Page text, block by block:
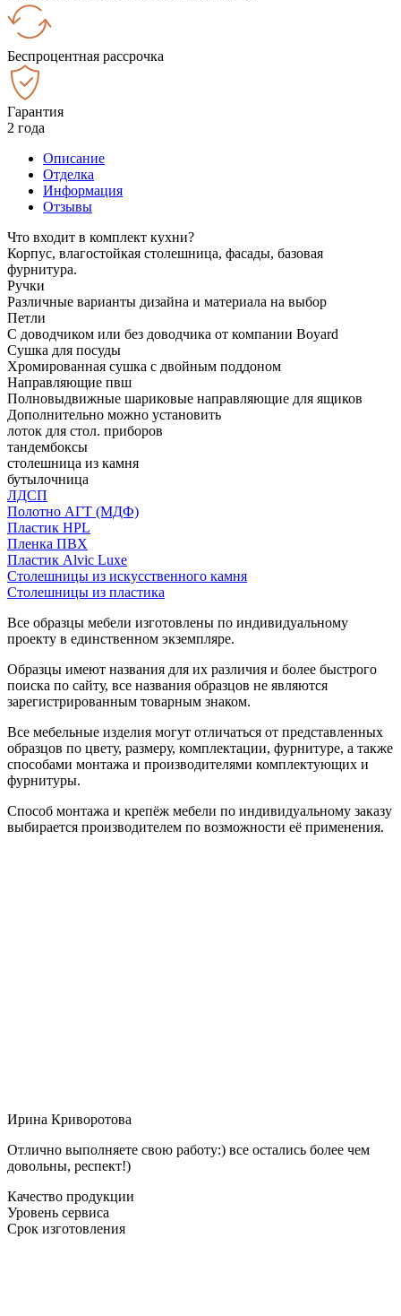
Беспроцентная рассрочка
Гарантия
2 года
Описание
Отделка
Информация
Отзывы
Что входит в комплект кухни?
Корпус, влагостойкая столешница, фасады, базовая
фурнитура.
Ручки
Различные варианты дизайна и материала на выбор
Петли
С доводчиком или без доводчика от компании Boyard
Сушка для посуды
Хромированная сушка с двойным поддоном
Направляющие пвш
Полновыдвижные шариковые направляющие для ящиков
Дополнительно можно установить
лоток для стол. приборов
тандембоксы
столешница из камня
бутылочница
ЛДСП
Полотно АГТ (МДФ)
Пластик HPL
Пленка ПВХ
Пластик Alvic Luxe
Столешницы из искусственного камня
Столешницы из пластика
Все образцы мебели изготовлены по индивидуальному
проекту в единственном экземпляре.
Образцы имеют названия для их различия и более быстрого
поиска по сайту, все названия образцов не являются
зарегистрированным товарным знаком.
Все мебельные изделия могут отличаться от представленных
образцов по цвету, размеру, комплектации, фурнитуре, а также
способами монтажа и производителями комплектующих и
фурнитуры.
Способ монтажа и крепёж мебели по индивидуальному заказу
выбирается производителем по возможности её применения.
Ирина Криворотова
Отлично выполняете свою работу:) все остались более чем
довольны, респект!)
Качество продукции
Уровень сервиса
Срок изготовления